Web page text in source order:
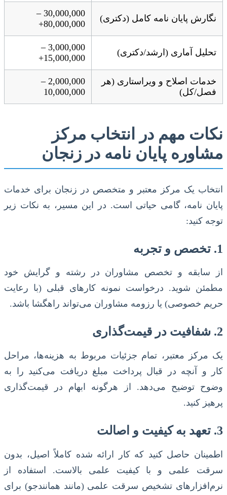
نگارش پایان نامه کامل (دکتری)
30,000,000 –
80,000,000+
تحلیل آماری (ارشد/دکتری)
3,000,000 –
15,000,000+
خدمات اصلاح و ویراستاری (هر
فصل/کل)
2,000,000 –
10,000,000
نکات مهم در انتخاب مرکز
مشاوره پایان نامه در زنجان
انتخاب یک مرکز معتبر و متخصص در زنجان برای خدمات
پایان نامه، گامی حیاتی است. در این مسیر، به نکات زیر
توجه کنید:
1. تخصص و تجربه
از سابقه و تخصص مشاوران در رشته و گرایش خود
مطمئن شوید. درخواست نمونه کارهای قبلی (با رعایت
حریم خصوصی) یا رزومه مشاوران می‌تواند راهگشا باشد.
2. شفافیت در قیمت‌گذاری
یک مرکز معتبر، تمام جزئیات مربوط به هزینه‌ها، مراحل
کار و آنچه در قبال پرداخت مبلغ دریافت می‌کنید را به
وضوح توضیح می‌دهد. از هرگونه ابهام در قیمت‌گذاری
پرهیز کنید.
3. تعهد به کیفیت و اصالت
اطمینان حاصل کنید که کار ارائه شده کاملاً اصیل، بدون
سرقت علمی و با کیفیت علمی بالاست. استفاده از
نرم‌افزارهای تشخیص سرقت علمی (مانند همانندجو) برای